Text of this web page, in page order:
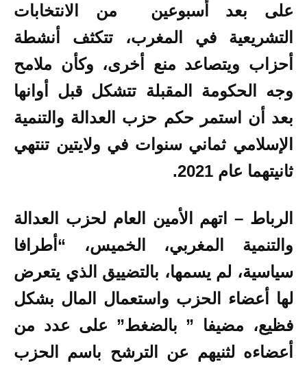
على بعد أسبوعين من الانتخابات
التشريعية في المغرب، تتكثف أنشطة
أحزاب ويتصاعد منع أخرى، وكأن ملامح
وجه الحكومة المقبلة تتشكل قبل أوانها
بعد أن استمر حكم حزب العدالة والتنمية
الإسلامي ثماني سنوات في ولايتين تنتهي
ثانيتهما عام 2021.
الرباط – اتهم الأمين العام لحزب العدالة
والتنمية المغربي، الخميس، “أطرافا
سياسية، لم يسمها، بالتضييق الذي يتعرض
لها أعضاء الحزب واستعمال المال بشكل
فظيع، مضيفا ” بالضغط” على عدد من
أعضاءه لثنيهم عن الترشح باسم الحزب